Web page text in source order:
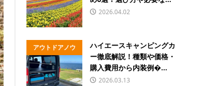
2026.04.02
アウトドアノウ
ハウ
ハイエースキャンピングカ
ー徹底解説！種類や価格・
購入費用から内装例�...
2026.03.13